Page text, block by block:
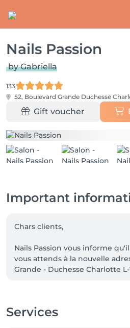
Nails Passion
by Gabriella
133
52, Boulevard Grande Duchesse
Gift voucher
Important
Chars clients,
Nails Passion vous informe
vous attends à la nouvelle
Grande - Duchesse Charlotte
Services